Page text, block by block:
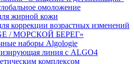
омоложение
жирной кожи
коррекции возрастных изменений
/ МОРСКОЙ БЕРЕГ»
наборы Algologie
линия с ALGO4
комплексом